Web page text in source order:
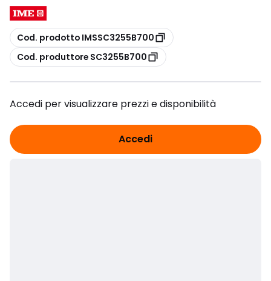
copia
Cod. prodotto IMSSC3255B700
copia
Cod. produttore SC3255B700
Accedi per visualizzare prezzi e disponibilità
Accedi